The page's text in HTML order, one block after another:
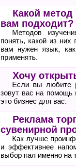
Какой метод
вам подходит?
Методов
понять, какой из
вам нужен язык,
применять.
Хочу
Если вы любите
зовут вас на
это бизнес для вас.
Реклама
сувенирной
Как лучше
и эффективнее
выбор пал именно на